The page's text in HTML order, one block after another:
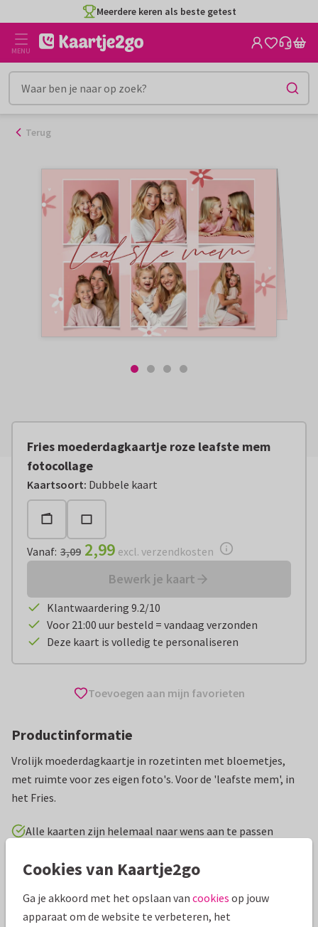
naar
inhoud
Meerdere keren als beste getest
MENU
Terug
Fries moederdagkaartje roze leafste mem
fotocollage
Kaartsoort: Dubbele kaart
Vanaf:€ 2,99 excl. verzendkosten
Vanaf: 3,09 2,99 excl. verzendkosten
Bewerk je kaart
Klantwaardering 9.2/10
Voor 21:00 uur besteld = vandaag verzonden
Deze kaart is volledig te personaliseren
Toevoegen aan mijn favorieten
Productinformatie
Vrolijk moederdagkaartje in rozetinten met bloemetjes,
met ruimte voor zes eigen foto's. Voor de 'leafste mem', in
het Fries.
Alle kaarten zijn helemaal naar wens aan te passen
Moederdag kaarten Tirza
Specificaties bij deze kaart
Cookies van Kaartje2go
Ga je akkoord met het opslaan van cookies op jouw
apparaat om de website te verbeteren, het